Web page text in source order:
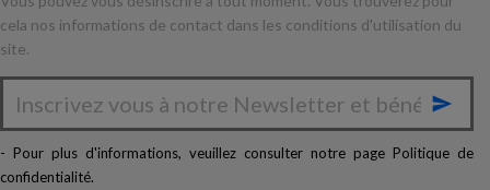
cela nos informations de contact dans les conditions d'utilisation du
site.

- Pour plus d'informations, veuillez consulter notre page Politique de
confidentialité.